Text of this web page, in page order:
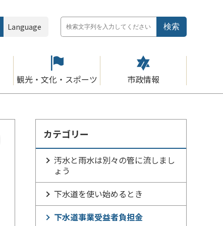
Language
観光・文化・スポーツ 市政情報
カテゴリー
汚水と雨水は別々の管に流しまし
ょう
下水道を使い始めるとき
下水道事業受益者負担金